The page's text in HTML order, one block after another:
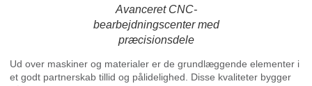
Avanceret CNC-
bearbejdningscenter med
præcisionsdele
Ud over maskiner og materialer er de grundlæggende elementer i
et godt partnerskab tillid og pålidelighed. Disse kvaliteter bygger